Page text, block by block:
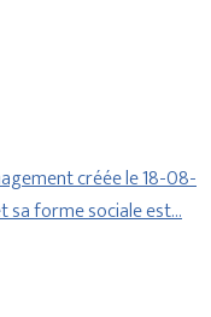
créée le 18-08-
sa forme sociale est…